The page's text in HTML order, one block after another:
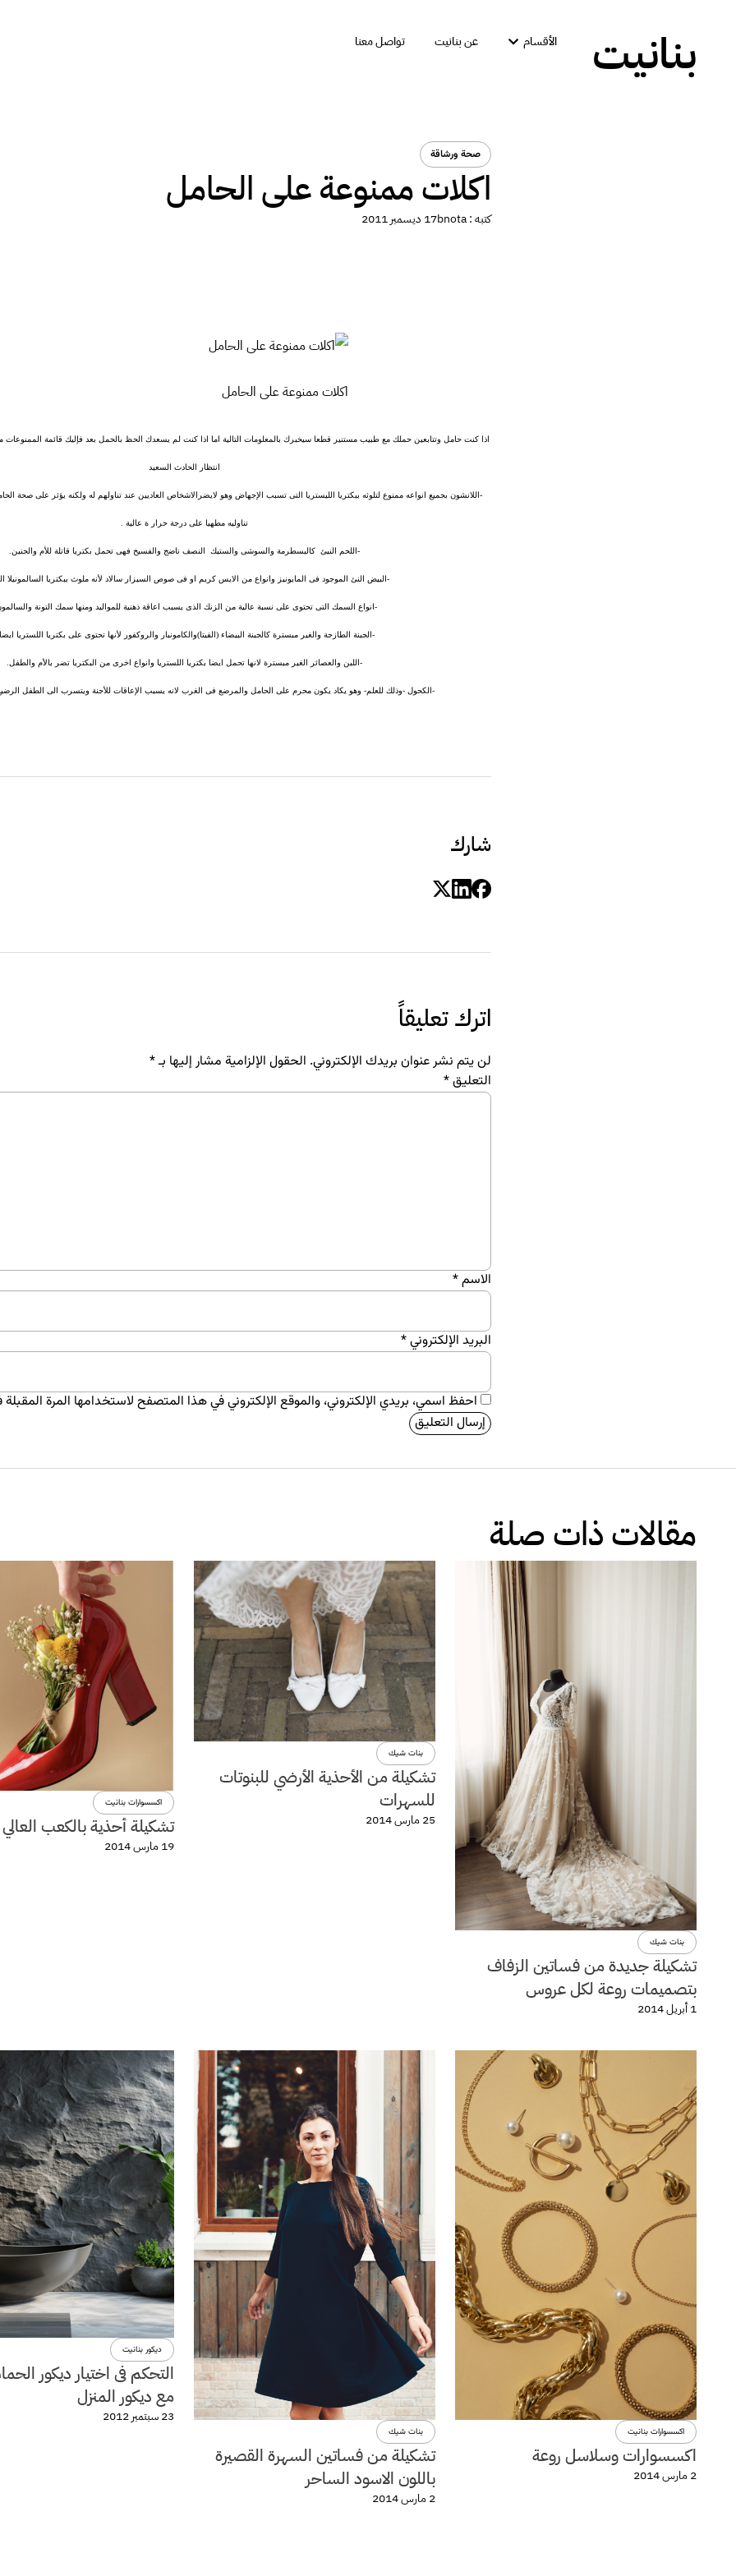
بنانيت الأقسام عن بنانيت تواصل معنا
صحة ورشاقة
اكلات ممنوعة على الحامل
كتبه :bnota17 ديسمبر 2011
اكلات ممنوعة على الحامل
اذا كنت حامل وتتابعين حملك مع طبيب مستنير قطعا سيخبرك بالمعلومات التالية اما اذا كنت لم يسعدك الحظ بالحمل بعد فإليك قائمة
انتظار الحادث السعيد
-اللانشون بجميع انواعه ممنوع لتلوثه ببكتريا الليستريا التى تسبب الإجهاض وهو لايضرالاشخاص العاديين عند تناولهم له ولكنه يؤثر على صحة
تناوليه مطهيا على درجة حرار ة عالية .
-اللحم النيئ كالبسطرمة والسوشى والستيك النصف ناضج والفسيخ فهى تحمل بكتريا قاتلة للأم والجنين.
-البيض النئ الموجود فى المايونيز وانواع من الايس كريم او فى صوص السيزار سالاد لأنه ملوث ببكتريا السالمونيلا
-انواع السمك التى تحتوى على نسبة عالية من الزنك الذى يسبب اعاقة ذهنية للمواليد ومنها سمك التونة
-الجبنة الطازجة والغير مبسترة كالجبنة البيضاء (الفيتا)والكامونبار والروكفور لأنها تحتوى على بكتريا اللستريا ايضا
-اللبن والعصائر الغير مبسترة لانها تحمل ايضا بكتريا اللستريا وانواع اخرى من البكتريا تضر بالأم والطفل.
-الكحول -وذلك للعلم- وهو يكاد يكون محرم على الحامل والمرضع فى الغرب لانه يسبب الإعاقات للأجنة ويتسرب الى الطفل
شارك
اترك تعليقاً
لن يتم نشر عنوان بريدك الإلكتروني. الحقول الإلزامية مشار إليها بـ*
التعليق*
الاسم*
البريد الإلكتروني*
احفظ اسمي، بريدي الإلكتروني، والموقع الإلكتروني في هذا المتصفح لاستخدامها المرة
مقالات ذات صلة
بنات شيك
تشكيلة جديدة من فساتين الزفاف
بتصميمات روعة لكل عروس
1 أبريل 2014
بنات شيك
تشكيلة من الأحذية الأرضي للبنوتات
للسهرات
25 مارس 2014
اكسسوارات بنانيت
تشكيلة أحذية بالكعب العالي
19 مارس 2014
اكسسوارات بنانيت
اكسسوارات وسلاسل روعة
2 مارس 2014
بنات شيك
تشكيلة من فساتين السهرة القصيرة
باللون الاسود الساحر
2 مارس 2014
ديكور بنانيت
التحكم فى اختيار ديكور
مع ديكور المنزل
23 سبتمبر 2012